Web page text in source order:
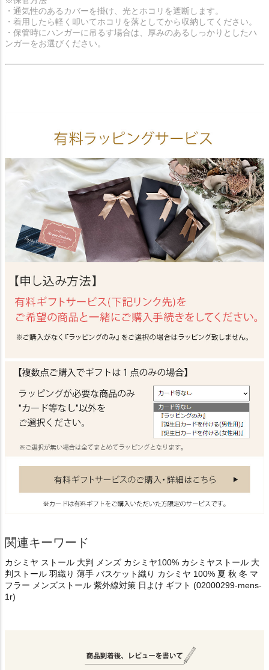
・通気性のあるカバーを掛け、光とホコリを遮断します。
・着用したら軽く叩いてホコリを落としてから収納してください。
・保管時にハンガーに吊るす場合は、厚みのあるしっかりとしたハ
ンガーをお選びください。
関連キーワード
カシミヤ ストール 大判 メンズ カシミヤ100% カシミヤストール 大
判ストール 羽織り 薄手 バスケット織り カシミヤ 100% 夏 秋 冬 マ
フラー メンズストール 紫外線対策 日よけ ギフト (02000299-mens-
1r)